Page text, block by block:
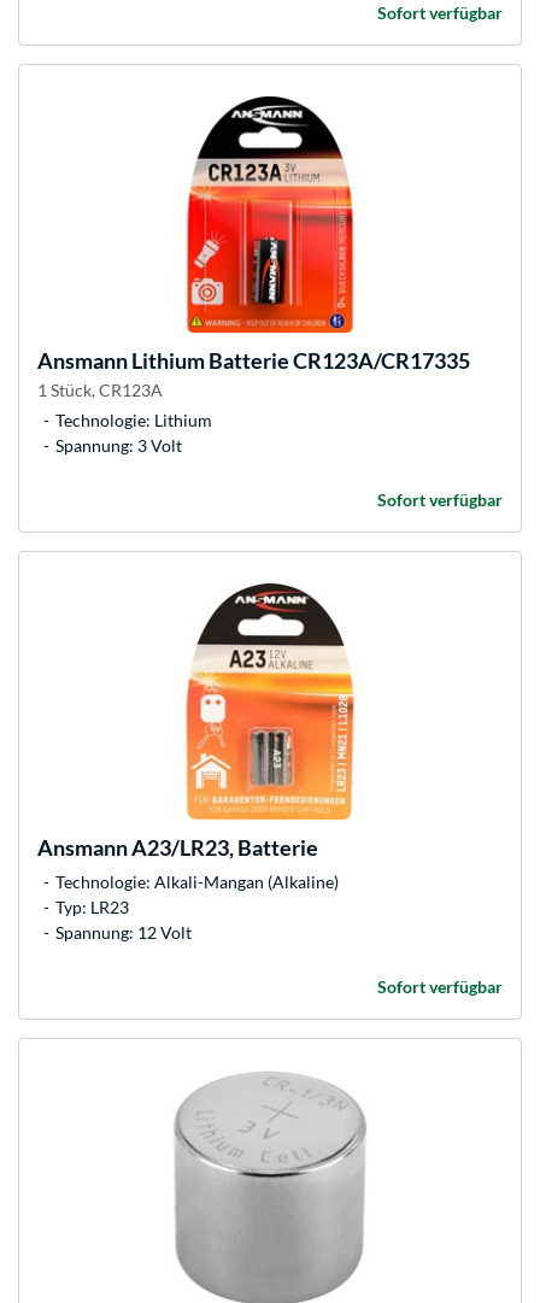
Sofort verfügbar
AnsmannLithium Batterie CR123A/CR17335
1 Stück, CR123A
Technologie: Lithium
Spannung: 3 Volt
Sofort verfügbar
AnsmannA23/LR23, Batterie
Technologie: Alkali-Mangan (Alkaline)
Typ: LR23
Spannung: 12 Volt
Sofort verfügbar